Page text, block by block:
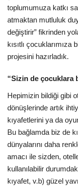
Köşe Yazarları
Galeri
toplumumuza katkı
atmaktan mutluluk
değiştirir” fikrinden
kısıtlı
projesini hazırladık.
“Sizin de çocuklara
Hepimizin bildiği gibi
dönüşlerinde artık
kıyafetlerini ya da
Bu bağlamda biz de
dünyalarını daha
amacı ile sizden,
kullanılabilir
kıyafet, v.b) güzel